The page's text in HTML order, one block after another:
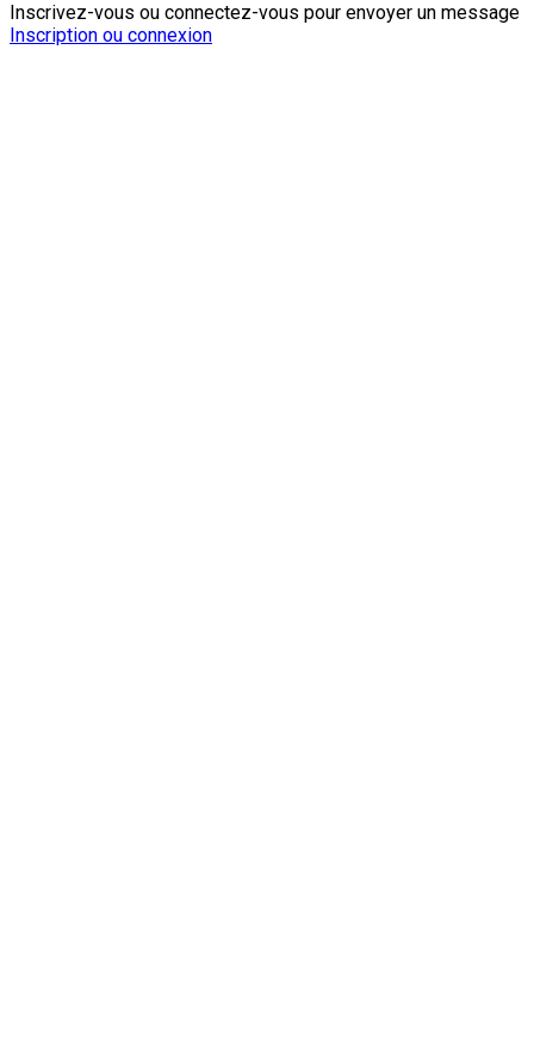
Inscrivez-vous ou connectez-vous pour envoyer un message
Inscription ou connexion